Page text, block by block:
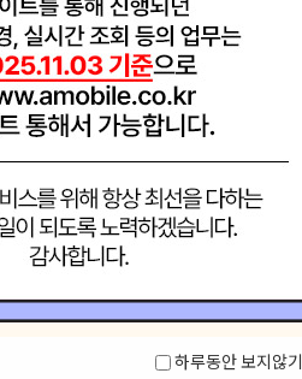
하루동안 보지않기
놀라운(Amazing)
객중심 능력은 고객을 위해 다양한
제공합니다.